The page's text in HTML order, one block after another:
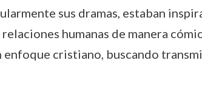
sus dramas, estaban
humanas de manera
cristiano, buscando